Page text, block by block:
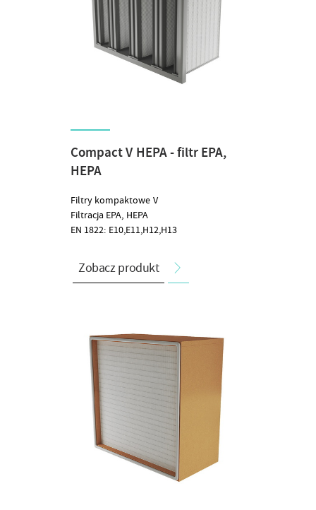
Compact V HEPA - filtr EPA,
HEPA
Filtry kompaktowe V
Filtracja EPA, HEPA
EN 1822: E10,E11,H12,H13
Zobacz produkt